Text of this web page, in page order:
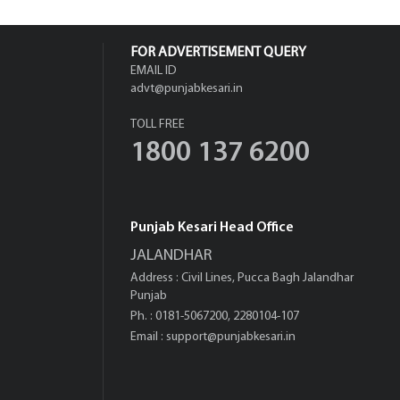
FOR ADVERTISEMENT QUERY
EMAIL ID
advt@punjabkesari.in
TOLL FREE
1800 137 6200
Punjab Kesari Head Office
JALANDHAR
Address : Civil Lines, Pucca Bagh Jalandhar
Punjab
Ph. : 0181-5067200, 2280104-107
Email : support@punjabkesari.in